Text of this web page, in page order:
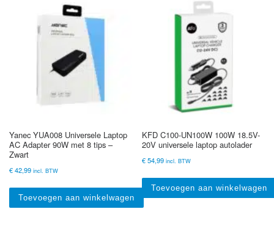
Yanec YUA008 Universele Laptop
AC Adapter 90W met 8 tips –
Zwart
€42,99 incl. BTW
Toevoegen aan winkelwagen
KFD C100-UN100W 100W 18.5V-
20V universele laptop autolader
€54,99 incl. BTW
Toevoegen aan winkelwagen